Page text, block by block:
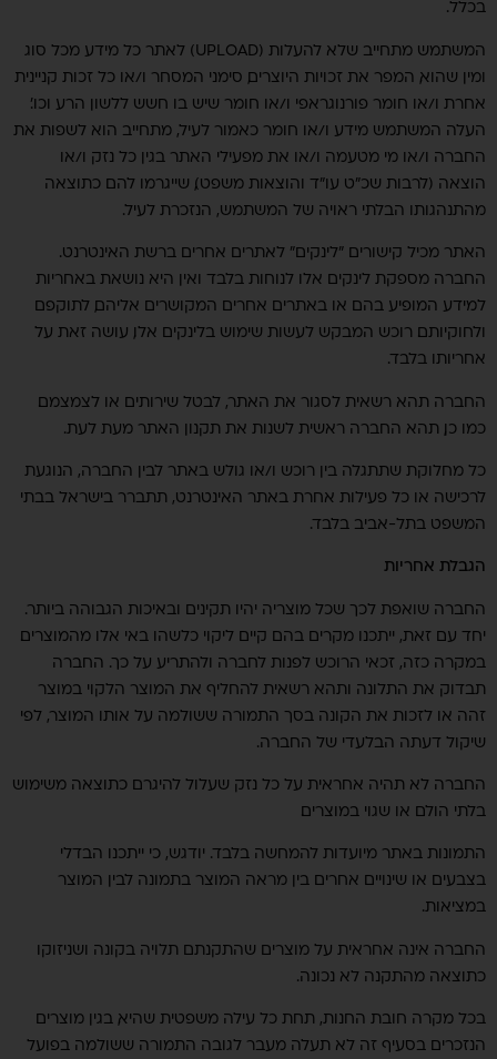
בכלל.
המשתמש מתחייב שלא להעלות (UPLOAD) לאתר כל מידע מכל סוג
ומין שהוא, המפר את זכויות היוצרים, סימני המסחר ו/או כל זכות קניינית
אחרת ו/או חומר פורנוגראפי ו/או חומר שיש בו חשש ללשון הרע וכו'.
העלה המשתמש מידע ו/או חומר כאמור לעיל, מתחייב הוא לשפות את
החברה ו/או מי מטעמה ו/או את מפעילי האתר בגין כל נזק ו/או
הוצאה (לרבות שכ"ט עו"ד והוצאות משפט), שייגרמו להם כתוצאה
מהתנהגותו הבלתי ראויה של המשתמש, הנזכרת לעיל.
האתר מכיל קישורים "לינקים" לאתרים אחרים ברשת האינטרנט.
החברה מספקת לינקים אלו לנוחות בלבד ואין היא נושאת באחריות
למידע המופיע בהם או באתרים אחרים המקושרים אליהם, לתוקפם
ולחוקיותם. רוכש המבקש לעשות שימוש בלינקים אלו, עושה זאת על
אחריותו בלבד.
החברה תהא רשאית לסגור את האתר, לבטל שירותים או לצמצמם.
כמו כן, תהא החברה ראשית לשנות את תקנון האתר מעת לעת.
כל מחלוקת שתתגלה בין רוכש ו/או גולש באתר לבין החברה, הנוגעת
לרכישה או כל פעילות אחרת באתר האינטרנט, תתברר בישראל בבתי
המשפט בתל-אביב בלבד.
הגבלת אחריות
החברה שואפת לכך שכל מוצריה יהיו תקינים ובאיכות הגבוהה ביותר.
יחד עם זאת, ייתכנו מקרים בהם קיים ליקוי כלשהו באי אלו מהמוצרים.
במקרה כזה, זכאי הרוכש לפנות לחברה ולהתריע על כך. החברה
תבדוק את התלונה ותהא רשאית להחליף את המוצר הלקוי במוצר
זהה או לזכות את הקונה בסך התמורה ששולמה על אותו המוצר, לפי
שיקול דעתה הבלעדי של החברה.
החברה לא תהיה אחראית על כל נזק שעלול להיגרם כתוצאה משימוש
בלתי הולם או שגוי במוצרים.
התמונות באתר מיועדות להמחשה בלבד. יודגש, כי ייתכנו הבדלי
בצבעים או שינויים אחרים בין מראה המוצר בתמונה לבין המוצר
במציאות.
החברה אינה אחראית על מוצרים שהתקנתם תלויה בקונה ושניזוקו
כתוצאה מהתקנה לא נכונה.
בכל מקרה חובת החנות, תחת כל עילה משפטית שהיא, בגין מוצרים
הנזכרים בסעיף זה לא תעלה מעבר לגובה התמורה ששולמה בפועל